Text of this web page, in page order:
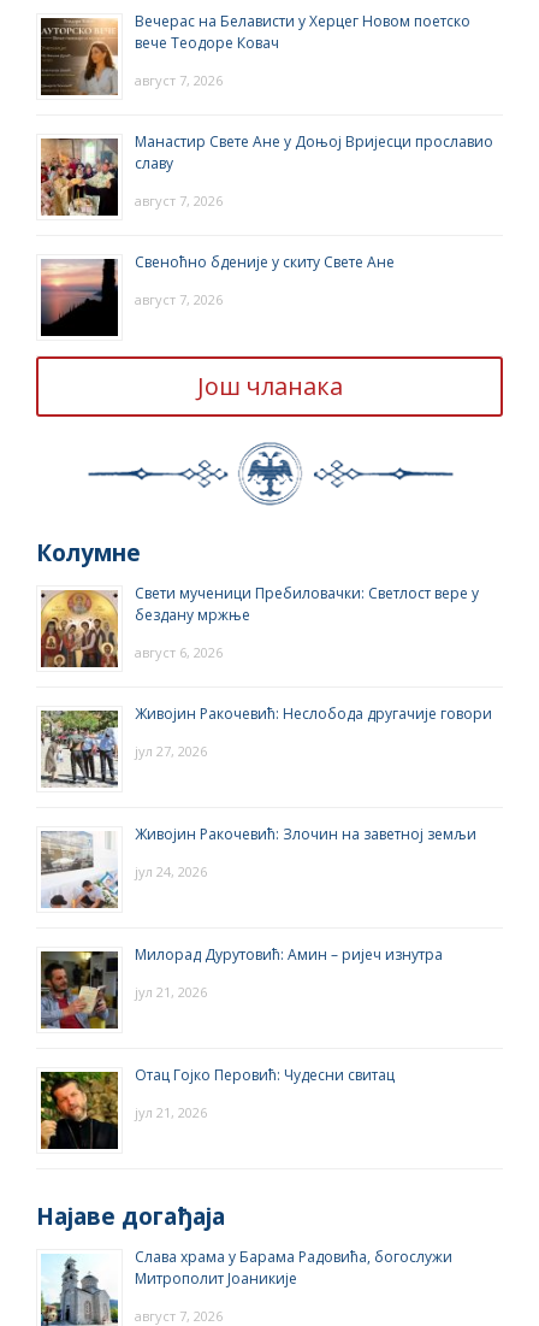
Вечерас на Белависти у Херцег Новом поетско
вече Теодоре Ковач
август 7, 2026
Манастир Свете Ане у Доњој Вријесци прославио
славу
август 7, 2026
Свеноћно бденије у скиту Свете Ане
август 7, 2026
Још чланака
Колумне
Свети мученици Пребиловачки: Светлост вере у
бездану мржње
август 6, 2026
Живојин Ракочевић: Неслобода другачије говори
јул 27, 2026
Живојин Ракочевић: Злочин на заветној земљи
јул 24, 2026
Милорад Дурутовић: Амин – ријеч изнутра
јул 21, 2026
Отац Гојко Перовић: Чудесни свитац
јул 21, 2026
Најаве догађаја
Слава храма у Барама Радовића, богослужи
Митрополит Јоаникије
август 7, 2026